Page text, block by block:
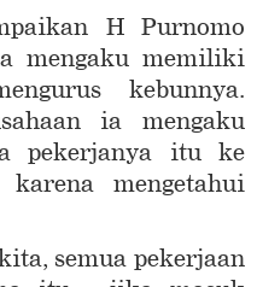
H Purnomo
mengaku memiliki
kebunnya.
ia mengaku
pekerjanya itu ke
karena mengetahui
semua pekerjaan